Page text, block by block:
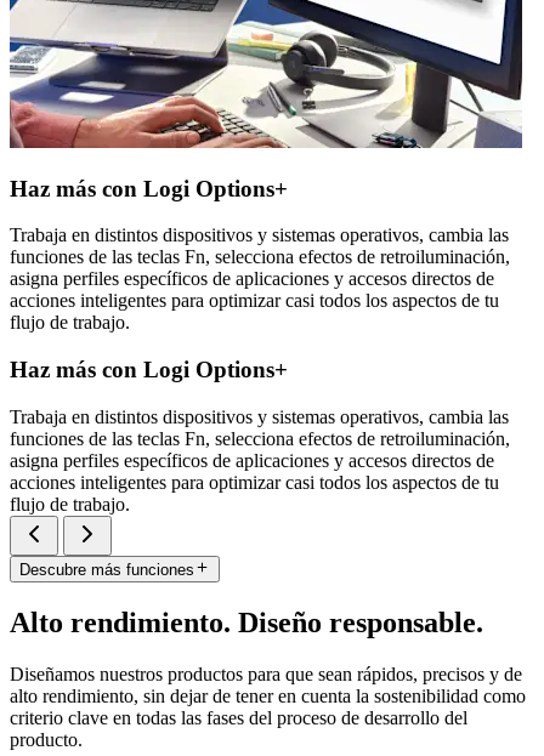
Haz más con Logi Options+
Trabaja en distintos dispositivos y sistemas operativos, cambia las
funciones de las teclas Fn, selecciona efectos de retroiluminación,
asigna perfiles específicos de aplicaciones y accesos directos de
acciones inteligentes para optimizar casi todos los aspectos de tu
flujo de trabajo.
Haz más con Logi Options+
Trabaja en distintos dispositivos y sistemas operativos, cambia las
funciones de las teclas Fn, selecciona efectos de retroiluminación,
asigna perfiles específicos de aplicaciones y accesos directos de
acciones inteligentes para optimizar casi todos los aspectos de tu
flujo de trabajo.
Descubre más funciones
Alto rendimiento. Diseño responsable.
Diseñamos nuestros productos para que sean rápidos, precisos y de
alto rendimiento, sin dejar de tener en cuenta la sostenibilidad como
criterio clave en todas las fases del proceso de desarrollo del
producto.